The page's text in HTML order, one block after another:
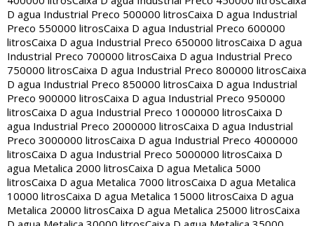
D agua Industrial Preco 500000 litrosCaixa D agua Industrial
Preco 550000 litrosCaixa D agua Industrial Preco 600000
litrosCaixa D agua Industrial Preco 650000 litrosCaixa D agua
Industrial Preco 700000 litrosCaixa D agua Industrial Preco
750000 litrosCaixa D agua Industrial Preco 800000 litrosCaixa
D agua Industrial Preco 850000 litrosCaixa D agua Industrial
Preco 900000 litrosCaixa D agua Industrial Preco 950000
litrosCaixa D agua Industrial Preco 1000000 litrosCaixa D
agua Industrial Preco 2000000 litrosCaixa D agua Industrial
Preco 3000000 litrosCaixa D agua Industrial Preco 4000000
litrosCaixa D agua Industrial Preco 5000000 litrosCaixa D
agua Metalica 2000 litrosCaixa D agua Metalica 5000
litrosCaixa D agua Metalica 7000 litrosCaixa D agua Metalica
10000 litrosCaixa D agua Metalica 15000 litrosCaixa D agua
Metalica 20000 litrosCaixa D agua Metalica 25000 litrosCaixa